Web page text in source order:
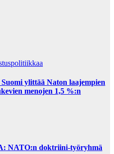
ylittää Naton laajempien
menojen 1,5 %:n
NATO:n doktriini-työryhmä